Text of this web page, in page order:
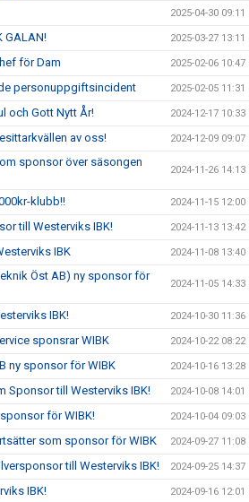
2025-04-30 09:11
GALAN! 2025-03-27 13:11
för Dam 2025-02-06 10:47
personuppgiftsincident 2025-02-05 11:31
och Gott Nytt År! 2024-12-17 10:33
av oss! 2024-12-09 09:07
sponsor över säsongen
2024-11-26 14:13
klubb!! 2024-11-15 12:00
till Westerviks IBK! 2024-11-13 13:42
IBK 2024-11-08 13:40
Öst AB) ny sponsor för
2024-11-05 14:33
IBK! 2024-10-30 11:36
sponsrar WIBK 2024-10-22 08:22
ny sponsor för WIBK 2024-10-16 13:28
Sponsor till Westerviks IBK! 2024-10-08 14:01
för WIBK! 2024-10-04 09:03
som sponsor för WIBK 2024-09-27 11:08
till Westerviks IBK! 2024-09-25 14:37
IBK! 2024-09-16 12:01